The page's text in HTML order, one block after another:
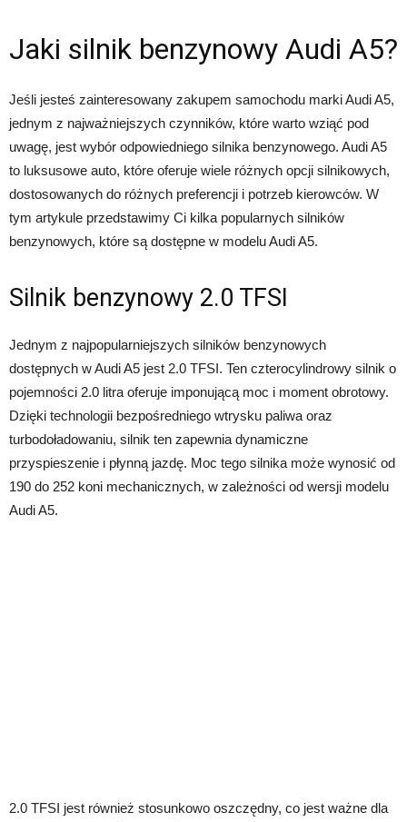
Jaki silnik benzynowy Audi A5?
Jeśli jesteś zainteresowany zakupem samochodu marki Audi A5,
jednym z najważniejszych czynników, które warto wziąć pod
uwagę, jest wybór odpowiedniego silnika benzynowego. Audi A5
to luksusowe auto, które oferuje wiele różnych opcji silnikowych,
dostosowanych do różnych preferencji i potrzeb kierowców. W
tym artykule przedstawimy Ci kilka popularnych silników
benzynowych, które są dostępne w modelu Audi A5.
Silnik benzynowy 2.0 TFSI
Jednym z najpopularniejszych silników benzynowych
dostępnych w Audi A5 jest 2.0 TFSI. Ten czterocylindrowy silnik o
pojemności 2.0 litra oferuje imponującą moc i moment obrotowy.
Dzięki technologii bezpośredniego wtrysku paliwa oraz
turbodoładowaniu, silnik ten zapewnia dynamiczne
przyspieszenie i płynną jazdę. Moc tego silnika może wynosić od
190 do 252 koni mechanicznych, w zależności od wersji modelu
Audi A5.
2.0 TFSI jest również stosunkowo oszczędny, co jest ważne dla